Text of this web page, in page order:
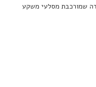
שמורכבת מסלעי משקע